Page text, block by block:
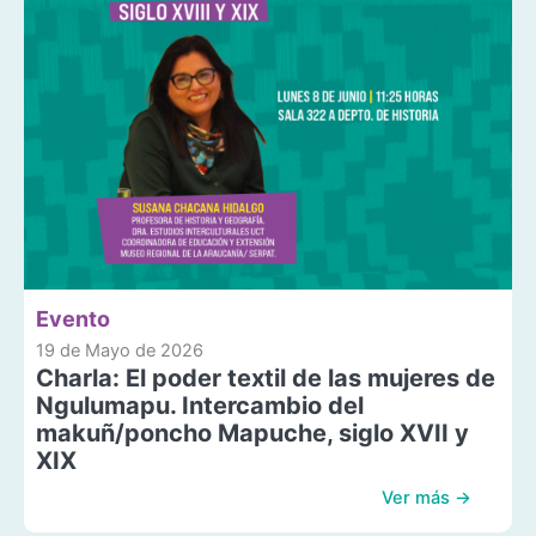
Evento
19 de Mayo de 2026
Charla: El poder textil de las mujeres de
Ngulumapu. Intercambio del
makuñ/poncho Mapuche, siglo XVII y
XIX
Ver más →